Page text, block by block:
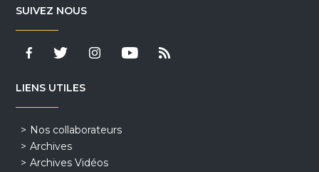
SUIVEZ NOUS
LIENS UTILES
Nos collaborateurs
Archives
Archives Vidéos